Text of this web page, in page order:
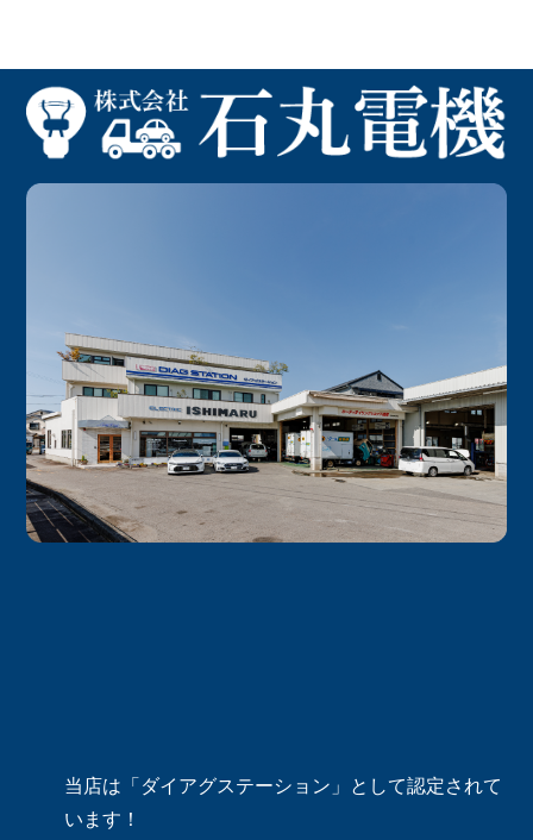
へ
の
当店は「ダイアグステーション」として認定されて
います！